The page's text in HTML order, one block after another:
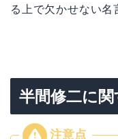
る上で欠かせない名
半間修二に